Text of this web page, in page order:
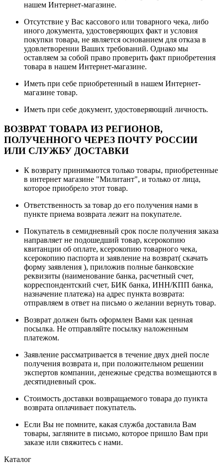
нашем Интернет-магазине.
Отсутствие у Вас кассового или товарного чека, либо
иного документа, удостоверяющих факт и условия
покупки товара, не является основанием для отказа в
удовлетворении Ваших требований. Однако мы
оставляем за собой право проверить факт приобретения
товара в нашем Интернет-магазине.
Иметь при себе приобретенный в нашем Интернет-
магазине товар.
Иметь при себе документ, удостоверяющий личность.
ВОЗВРАТ ТОВАРА ИЗ РЕГИОНОВ,
ПОЛУЧЕННОГО ЧЕРЕЗ ПОЧТУ РОССИИ
ИЛИ СЛУЖБУ ДОСТАВКИ
К возврату принимаются только товары, приобретенные
в интернет магазине "Милитант", и только от лица,
которое приобрело этот товар.
Ответственность за товар до его получения нами в
пункте приема возврата лежит на покупателе.
Покупатель в семидневный срок после получения заказа
направляет не подошедший товар, ксерокопию
квитанции об оплате, ксерокопию товарного чека,
ксерокопию паспорта и заявление на возврат( скачать
форму заявления ), приложив полные банковские
реквизиты (наименование банка, расчетный счет,
корреспондентский счет, БИК банка, ИНН/КПП банка,
назначение платежа) на адрес пункта возврата:
отправляем в ответ на письмо о желании вернуть товар.
Возврат должен быть оформлен Вами как ценная
посылка. Не отправляйте посылку наложенным
платежом.
Заявление рассматривается в течение двух дней после
получения возврата и, при положительном решении
экспертов компании, денежные средства возмещаются в
десятидневный срок.
Стоимость доставки возвращаемого товара до пункта
возврата оплачивает покупатель.
Если Вы не помните, какая служба доставила Вам
товары, загляните в письмо, которое пришло Вам при
заказе или свяжитесь с нами.
Каталог